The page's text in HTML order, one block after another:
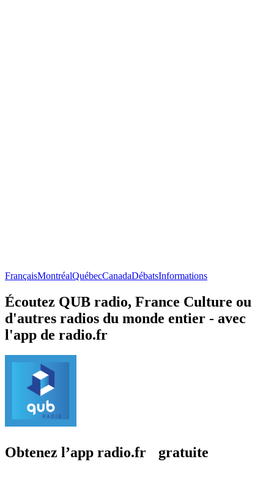
FrançaisMontréalQuébecCanadaDébatsInformations
Écoutez QUB radio, France Culture ou
d'autres radios du monde entier - avec
l'app de radio.fr
Obtenez l’app radio.fr gratuite